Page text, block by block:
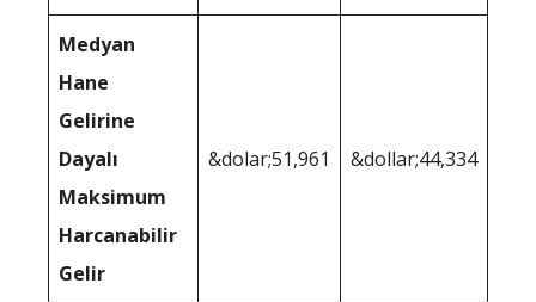
Medyan
Hane
Gelirine
Dayalı
Maksimum
Harcanabilir
Gelir
&dolar;51,961 &dollar;44,334